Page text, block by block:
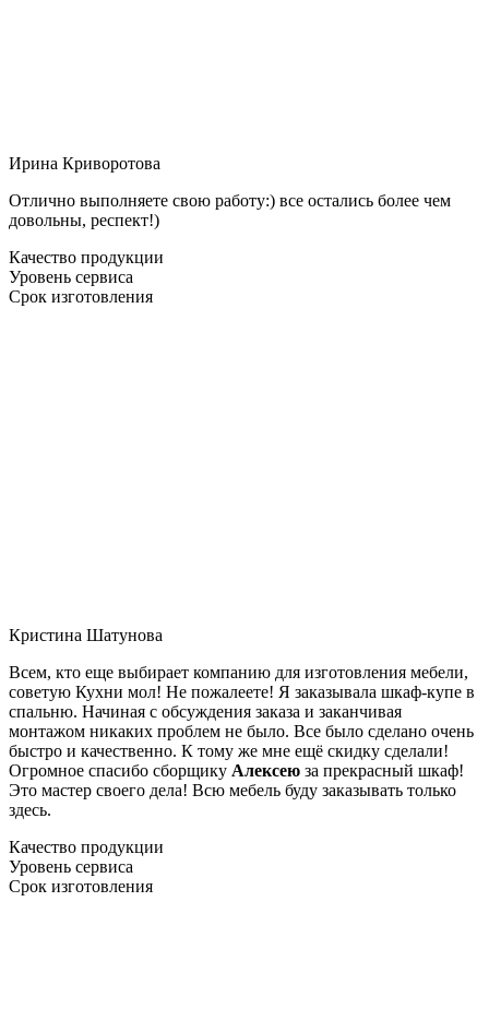
Ирина Криворотова
Отлично выполняете свою работу:) все остались более чем
довольны, респект!)
Качество продукции
Уровень сервиса
Срок изготовления
Кристина Шатунова
Всем, кто еще выбирает компанию для изготовления мебели,
советую Кухни мол! Не пожалеете! Я заказывала шкаф-купе в
спальню. Начиная с обсуждения заказа и заканчивая
монтажом никаких проблем не было. Все было сделано очень
быстро и качественно. К тому же мне ещё скидку сделали!
Огромное спасибо сборщику Алексею за прекрасный шкаф!
Это мастер своего дела! Всю мебель буду заказывать только
здесь.
Качество продукции
Уровень сервиса
Срок изготовления